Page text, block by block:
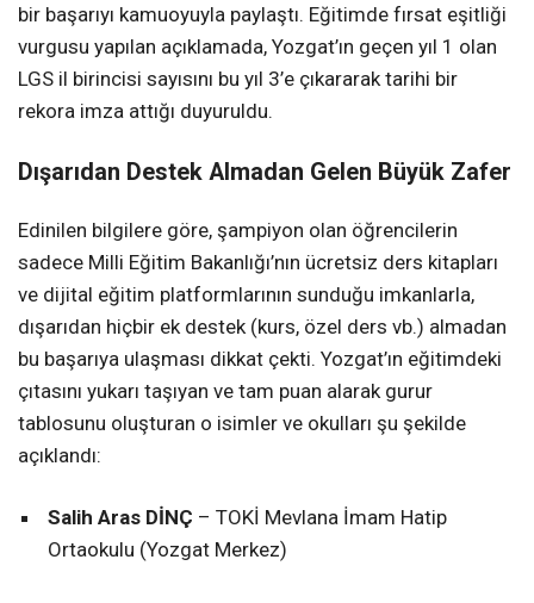
bir başarıyı kamuoyuyla paylaştı. Eğitimde fırsat eşitliği
vurgusu yapılan açıklamada, Yozgat’ın geçen yıl 1 olan
LGS il birincisi sayısını bu yıl 3’e çıkararak tarihi bir
rekora imza attığı duyuruldu.
Dışarıdan Destek Almadan Gelen Büyük Zafer
Edinilen bilgilere göre, şampiyon olan öğrencilerin
sadece Milli Eğitim Bakanlığı’nın ücretsiz ders kitapları
ve dijital eğitim platformlarının sunduğu imkanlarla,
dışarıdan hiçbir ek destek (kurs, özel ders vb.) almadan
bu başarıya ulaşması dikkat çekti. Yozgat’ın eğitimdeki
çıtasını yukarı taşıyan ve tam puan alarak gurur
tablosunu oluşturan o isimler ve okulları şu şekilde
açıklandı:
Salih Aras DİNÇ – TOKİ Mevlana İmam Hatip
Ortaokulu (Yozgat Merkez)